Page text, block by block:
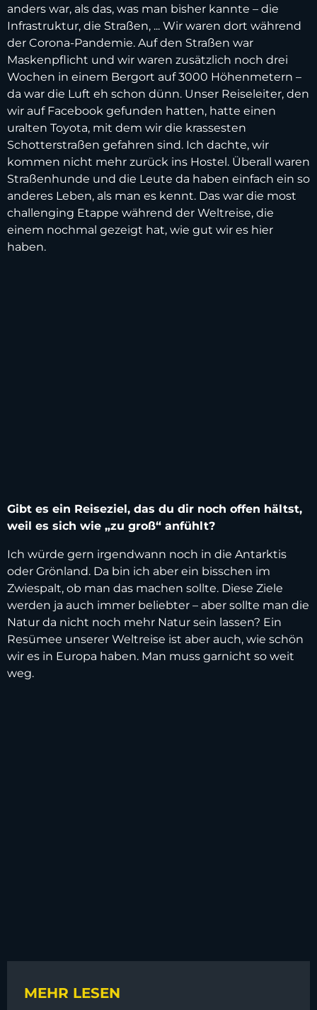
anders war, als das, was man bisher kannte – die
Infrastruktur, die Straßen, ... Wir waren dort während
der Corona-Pandemie. Auf den Straßen war
Maskenpflicht und wir waren zusätzlich noch drei
Wochen in einem Bergort auf 3000 Höhenmetern –
da war die Luft eh schon dünn. Unser Reiseleiter, den
wir auf Facebook gefunden hatten, hatte einen
uralten Toyota, mit dem wir die krassesten
Schotterstraßen gefahren sind. Ich dachte, wir
kommen nicht mehr zurück ins Hostel. Überall waren
Straßenhunde und die Leute da haben einfach ein so
anderes Leben, als man es kennt. Das war die most
challenging Etappe während der Weltreise, die
einem nochmal gezeigt hat, wie gut wir es hier
haben.
Gibt es ein Reiseziel, das du dir noch offen hältst,
weil es sich wie „zu groß“ anfühlt?
Ich würde gern irgendwann noch in die Antarktis
oder Grönland. Da bin ich aber ein bisschen im
Zwiespalt, ob man das machen sollte. Diese Ziele
werden ja auch immer beliebter – aber sollte man die
Natur da nicht noch mehr Natur sein lassen? Ein
Resümee unserer Weltreise ist aber auch, wie schön
wir es in Europa haben. Man muss garnicht so weit
weg.
MEHR LESEN